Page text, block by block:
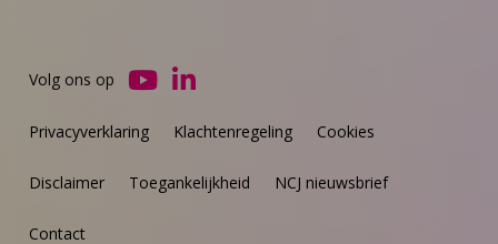
Privacyverklaring Klachtenregeling Cookies
Disclaimer Toegankelijkheid NCJ nieuwsbrief
Contact
Volg ons op
Ga
YouTube
Ga
LinkedIn